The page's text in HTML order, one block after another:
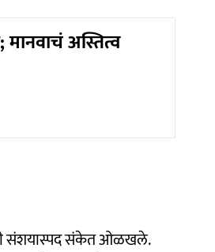
अस्तित्व
संशयास्पद संकेत ओळखले.